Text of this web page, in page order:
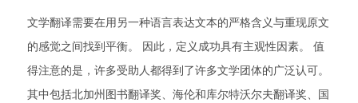
文学翻译需要在用另一种语言表达文本的严格含义与重现原文
的感觉之间找到平衡。 因此，定义成功具有主观性因素。 值
得注意的是，许多受助人都得到了许多文学团体的广泛认可。
其中包括北加州图书翻译奖、海伦和库尔特沃尔夫翻译奖、国